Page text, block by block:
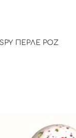
ΠΕΡΛΕ ΡΟΖ